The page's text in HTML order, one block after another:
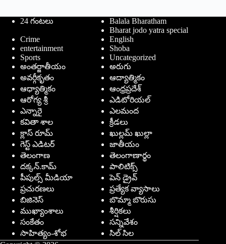
24 గంటలు
Balala Bharatham
Bharat jodo yatra special
Crime
English
entertainment
Shoba
Sports
Uncategorized
అంతర్జాతీయం
అరుగు
అవర్గీకృతం
ఆద్యాత్మికం
ఆధ్యాత్మికం
ఆంధ్రప్రదేశ్
ఆరోగ్య శ్రీ
ఎడిటోరియల్
ఎన్నారై
ఎలమంద
కవితా శాల
క్రీడలు
క్లాస్ రూమ్
ఖుల్లమ్ ఖుల్లా
గెస్ట్ ఎడిటర్
జాతీయం
తెలంగాణ
తెలంగాణార్థం
దక్కన్.కామ్
పాలిటిక్స్
పీపుల్స్ ‌మీడియా
పెన్ డ్రైవ్
ప్రచురణలు
ప్రత్యేక వ్యాసాలు
బిజినెస్
బొమ్మా బొరుసు
ముఖ్యాంశాలు
శీర్షికలు
సంకేతం
సన్నివేశం
సాహిత్యం-శోభ
సిల్ సిల